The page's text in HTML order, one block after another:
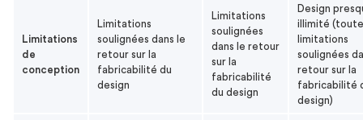
Limitations
de
conception
Limitations
soulignées dans le
retour sur la
fabricabilité du
design
Limitations
soulignées
dans le retour
sur la
fabricabilité
du design
Design
illimité
limitations
soulignées
retour sur la
fabricabilité
design)